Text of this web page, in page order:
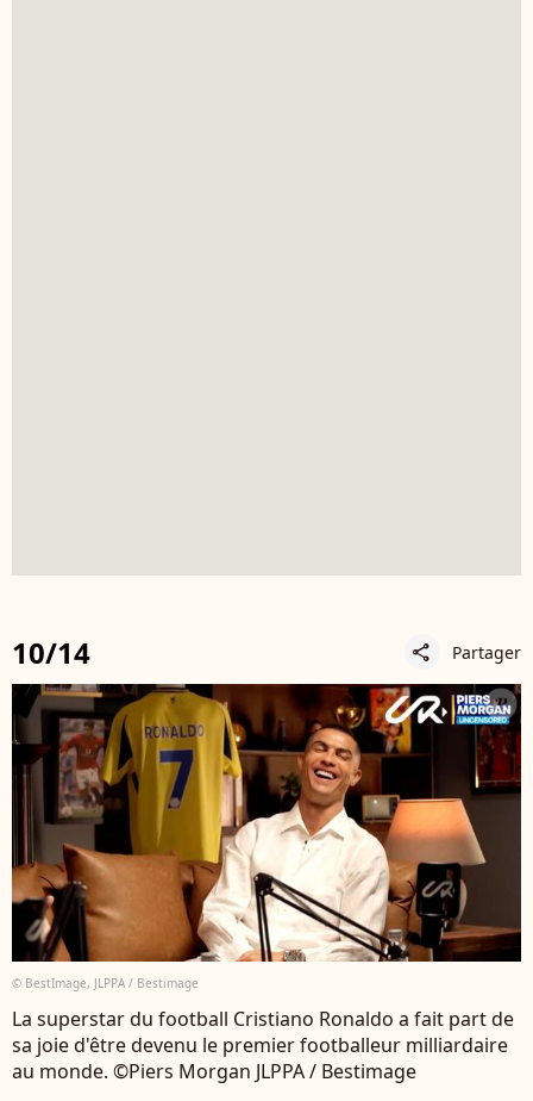
10/14 share Partager
© BestImage, JLPPA / Bestimage
La superstar du football Cristiano Ronaldo a fait part de
sa joie d'être devenu le premier footballeur milliardaire
au monde. ©Piers Morgan JLPPA / Bestimage